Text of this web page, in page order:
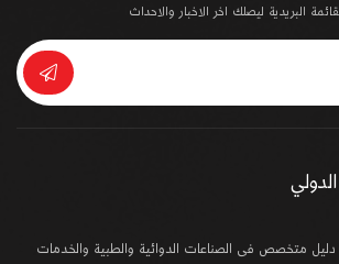
البريدية ليصلك اخر الاخبار والاحداث
دليل متخصص فى الصناعات الدوائية والطبية والخدمات